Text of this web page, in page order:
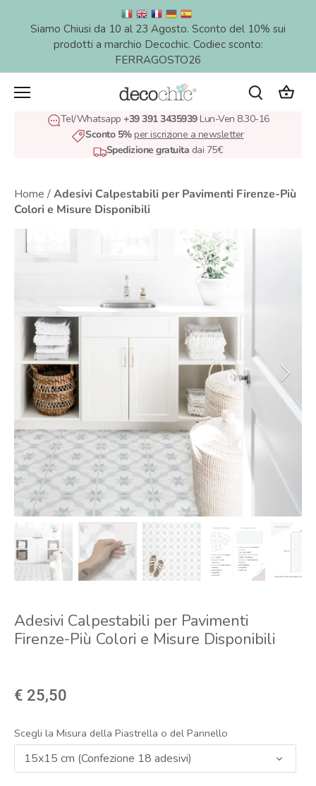
Siamo Chiusi da 10 al 23 Agosto. Sconto del 10% sui
prodotti a marchio Decochic. Codiec sconto:
FERRAGOSTO26
Tel/Whatsapp +39 391 3435939Lun-Ven 8.30-16
Sconto 5%per iscrizione a newsletter
Spedizione gratuita dai 75€
Home /Adesivi Calpestabili per Pavimenti Firenze-Più
Colori e Misure Disponibili
Adesivi Calpestabili per Pavimenti
Firenze-Più Colori e Misure Disponibili
€ 25,50
Scegli la Misura della Piastrella o del Pannello
15x15 cm (Confezione 18 adesivi)